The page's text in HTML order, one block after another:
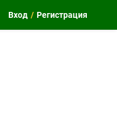
Вход / Регистрация